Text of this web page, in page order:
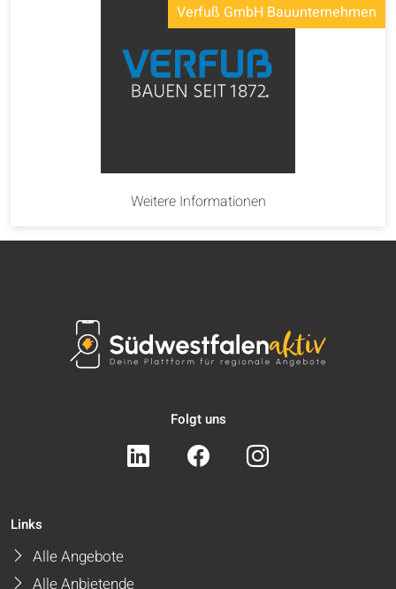
Verfuß GmbH Bauunternehmen
Weitere Informationen
Folgt uns
Links
Alle Angebote
Alle Anbietende